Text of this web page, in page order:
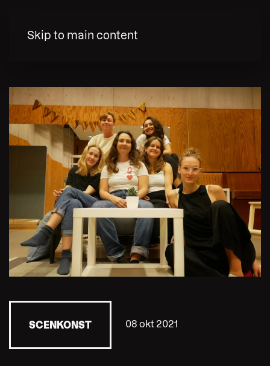
Skip to main content
SCENKONST 08 okt 2021